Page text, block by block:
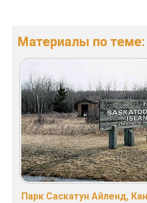
Материалы по теме:
Парк Саскатун Айленд,